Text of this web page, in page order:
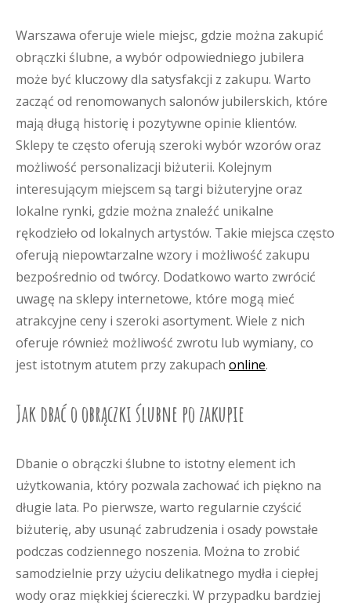
Warszawa oferuje wiele miejsc, gdzie można zakupić
obrączki ślubne, a wybór odpowiedniego jubilera
może być kluczowy dla satysfakcji z zakupu. Warto
zacząć od renomowanych salonów jubilerskich, które
mają długą historię i pozytywne opinie klientów.
Sklepy te często oferują szeroki wybór wzorów oraz
możliwość personalizacji biżuterii. Kolejnym
interesującym miejscem są targi biżuteryjne oraz
lokalne rynki, gdzie można znaleźć unikalne
rękodzieło od lokalnych artystów. Takie miejsca często
oferują niepowtarzalne wzory i możliwość zakupu
bezpośrednio od twórcy. Dodatkowo warto zwrócić
uwagę na sklepy internetowe, które mogą mieć
atrakcyjne ceny i szeroki asortyment. Wiele z nich
oferuje również możliwość zwrotu lub wymiany, co
jest istotnym atutem przy zakupach online.
Jak dbać o obrączki ślubne po zakupie
Dbanie o obrączki ślubne to istotny element ich
użytkowania, który pozwala zachować ich piękno na
długie lata. Po pierwsze, warto regularnie czyścić
biżuterię, aby usunąć zabrudzenia i osady powstałe
podczas codziennego noszenia. Można to zrobić
samodzielnie przy użyciu delikatnego mydła i ciepłej
wody oraz miękkiej ściereczki. W przypadku bardziej